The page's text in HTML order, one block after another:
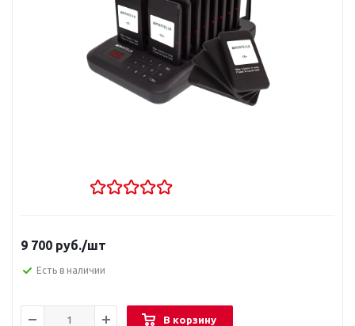
9 700 руб./шт
Есть в наличии
В корзину